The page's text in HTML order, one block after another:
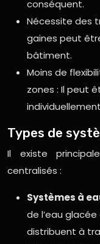
conséquent.
Nécessite des
gaines peut
bâtiment.
Moins de
zones : Il peut
Types de
Il existe
centralisés :
Systèmes à
de l’eau
distribuent à